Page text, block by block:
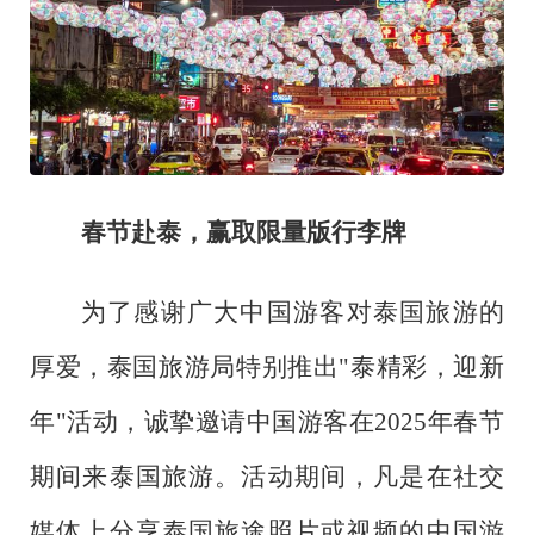
春节赴泰，赢取限量版行李牌
为了感谢广大中国游客对泰国旅游的
厚爱，泰国旅游局特别推出"泰精彩，迎新
年"活动，诚挚邀请中国游客在2025年春节
期间来泰国旅游。活动期间，凡是在社交